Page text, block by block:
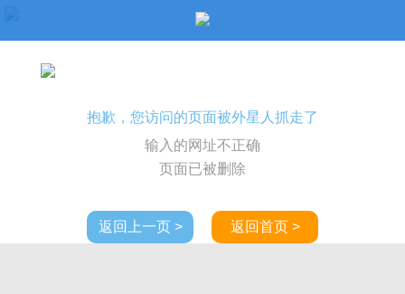
抱歉，您访问的页面被外星人抓走了
输入的网址不正确
页面已被删除
返回上一页 > 返回首页 >